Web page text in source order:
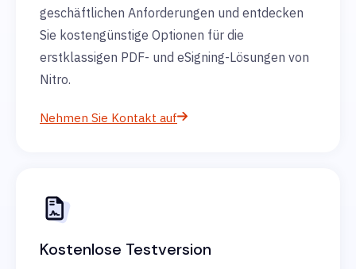
geschäftlichen Anforderungen und entdecken
Sie kostengünstige Optionen für die
erstklassigen PDF- und eSigning-Lösungen von
Nitro.
Nehmen Sie Kontakt auf
Kostenlose Testversion